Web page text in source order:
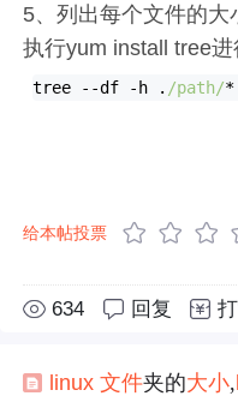
5、列出每个文件的
执行yum install tree进
tree --df -h . /path/
给本帖投票
634 回复
linux 文件夹的大小,